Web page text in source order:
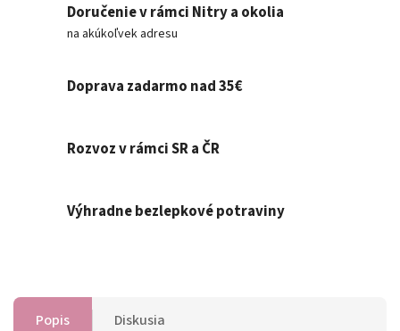
Doručenie v rámci Nitry a okolia
na akúkoľvek adresu
Doprava zadarmo nad 35€
Rozvoz v rámci SR a ČR
Výhradne bezlepkové potraviny
Popis Diskusia